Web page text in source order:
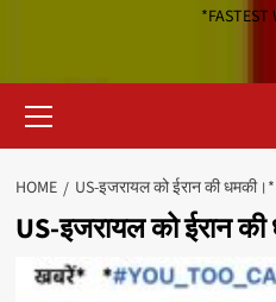
*FASTEST
Menu
HOME US-इजरायल को ईरान की धमकी।*
US-इजरायल को ईरान